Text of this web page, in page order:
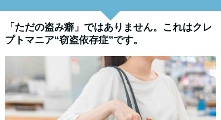
「ただの盗み癖」ではありません。これはクレ
プトマニア“窃盗依存症”です。